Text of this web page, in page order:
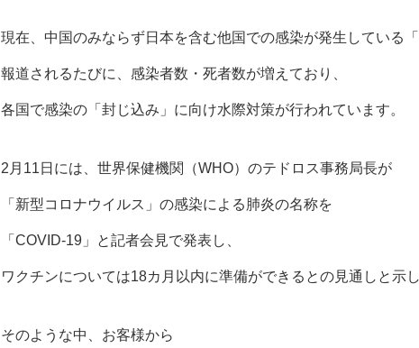
現在、中国のみならず日本を含む他国での感染が発生している
報道されるたびに、感染者数・死者数が増えており、
各国で感染の「封じ込み」に向け水際対策が行われています。
2月11日には、世界保健機関（WHO）のテドロス事務局長が
「新型コロナウイルス」の感染による肺炎の名称を
「COVID-19」と記者会見で発表し、
ワクチンについては18カ月以内に準備ができるとの見通しと示し
そのような中、お客様から